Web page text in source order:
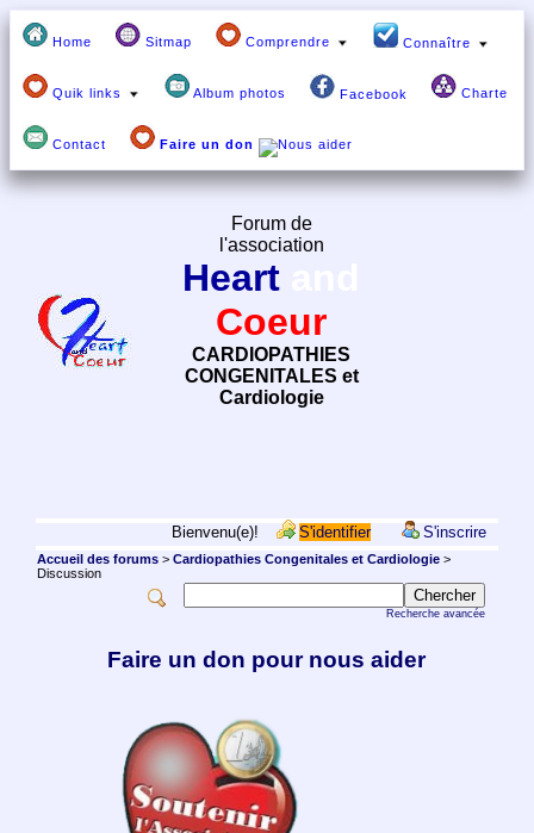
Home Sitmap Comprendre Connaître
Quik links Album photos Facebook Charte
Contact Faire un don
Forum de
l'association
Heart
Coeur
CARDIOPATHIES
CONGENITALES et
Cardiologie
Bienvenu(e)! S'identifier S'inscrire
Accueil des forums> Cardiopathies Congenitales et Cardiologie>
Discussion
Recherche avancée
Faire un don pour nous aider